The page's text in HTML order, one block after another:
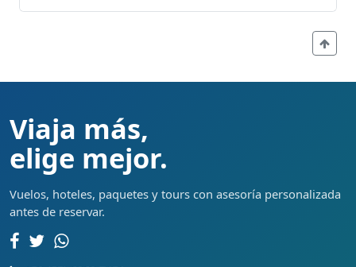
Viaja más,
elige mejor.
Vuelos, hoteles, paquetes y tours con asesoría personalizada
antes de reservar.